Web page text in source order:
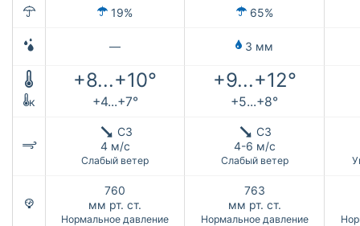
19% 65%
— 3 мм
+8...+10° +9...+12°
к +4...+7° +5...+8°
СЗ
4 м/с
Слабый ветер
СЗ
4-6 м/с
Слабый ветер
760
мм рт. ст.
Нормальное давление
763
мм рт. ст.
Нормальное давление